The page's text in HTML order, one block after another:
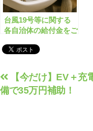
台風19号等に関する
各自治体の給付金をご
投
稿
【今だけ】EV＋充
備で35万円補助！